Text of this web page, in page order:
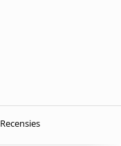
Recensies